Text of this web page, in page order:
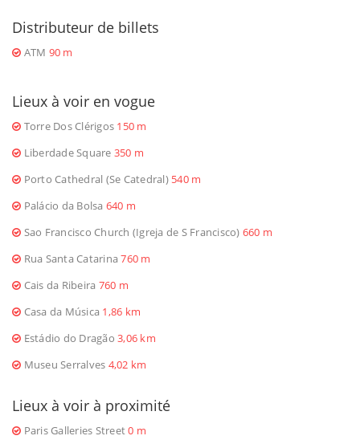
Distributeur de billets
ATM 90 m
Lieux à voir en vogue
Torre Dos Clérigos 150 m
Liberdade Square 350 m
Porto Cathedral (Se Catedral) 540 m
Palácio da Bolsa 640 m
Sao Francisco Church (Igreja de S Francisco) 660 m
Rua Santa Catarina760 m
Cais da Ribeira 760 m
Casa da Música 1,86 km
Estádio do Dragão 3,06 km
Museu Serralves 4,02 km
Lieux à voir à proximité
Paris Galleries Street0 m